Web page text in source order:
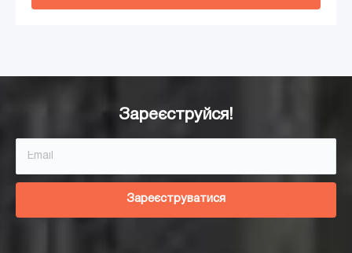
Зареєструйся!
Зареєструватися